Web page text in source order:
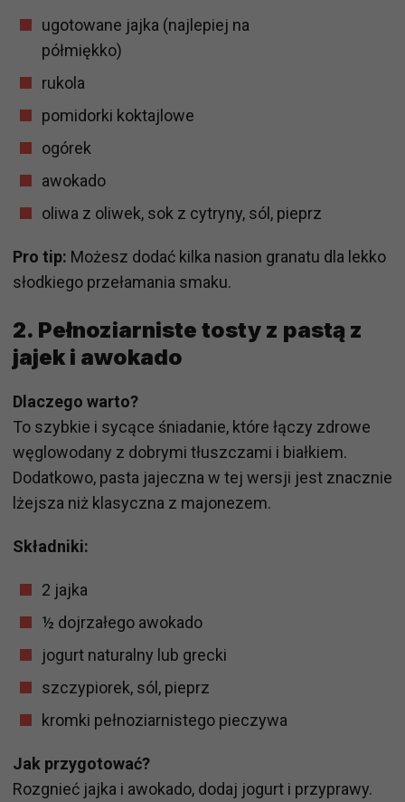
ugotowane jajka (najlepiej na
półmiękko)
rukola
pomidorki koktajlowe
ogórek
awokado
oliwa z oliwek, sok z cytryny, sól, pieprz
Pro tip: Możesz dodać kilka nasion granatu dla lekko
słodkiego przełamania smaku.
2. Pełnoziarniste tosty z pastą z
jajek i awokado
Dlaczego warto?
To szybkie i sycące śniadanie, które łączy zdrowe
węglowodany z dobrymi tłuszczami i białkiem.
Dodatkowo, pasta jajeczna w tej wersji jest znacznie
lżejsza niż klasyczna z majonezem.
Składniki:
2 jajka
½ dojrzałego awokado
jogurt naturalny lub grecki
szczypiorek, sól, pieprz
kromki pełnoziarnistego pieczywa
Jak przygotować?
Rozgnieć jajka i awokado, dodaj jogurt i przyprawy.